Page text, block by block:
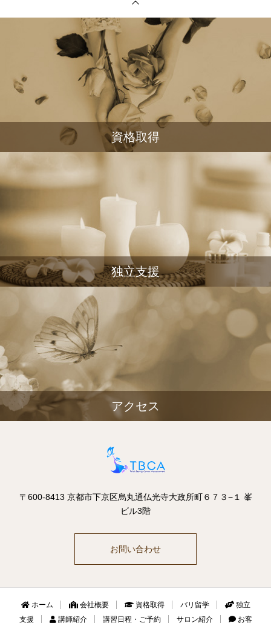
資格取得
独立支援
アクセス
〒600-8413 京都市下京区烏丸通仏光寺大政所町６７３−１ 峯
ビル3階
お問い合わせ
ホーム 会社概要 資格取得 バリ留学
独立
支援
講師紹介 講習日程・ご予約 サロン紹介 お客